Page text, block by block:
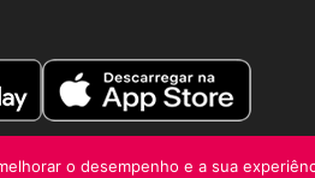
o desempenho e a sua